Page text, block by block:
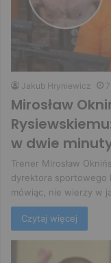
Jakub Hryniewicz
Mirosław
w dwie
Trener Mirosław
dyrektora sportowego
mówiąc, nie wierzy w
Czytaj więcej